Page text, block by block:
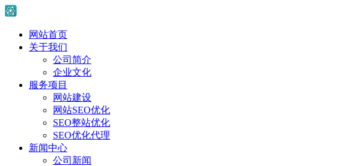
网站首页
关于我们
公司简介
企业文化
服务项目
网站建设
网站SEO优化
SEO整站优化
SEO优化代理
新闻中心
公司新闻